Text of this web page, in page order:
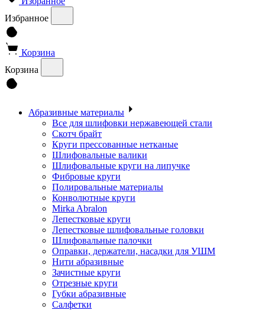
Избранное
Корзина
Корзина
Абразивные материалы
Все для шлифовки нержавеющей стали
Скотч брайт
Круги прессованные нетканые
Шлифовальные валики
Шлифовальные круги на липучке
Фибровые круги
Полировальные материалы
Конволютные круги
Mirka Abralon
Лепестковые круги
Лепестковые шлифовальные головки
Шлифовальные палочки
Оправки, держатели, насадки для УШМ
Нити абразивные
Зачистные круги
Отрезные круги
Губки абразивные
Салфетки